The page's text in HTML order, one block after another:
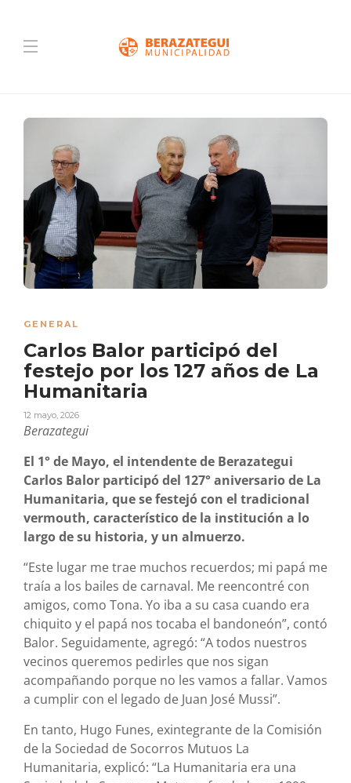
GENERAL
Carlos Balor participó del
festejo por los 127 años de La
Humanitaria
12 mayo, 2026
Berazategui
El 1° de Mayo, el intendente de Berazategui
Carlos Balor participó del 127° aniversario de La
Humanitaria, que se festejó con el tradicional
vermouth, característico de la institución a lo
largo de su historia, y un almuerzo.
“Este lugar me trae muchos recuerdos; mi papá me
traía a los bailes de carnaval. Me reencontré con
amigos, como Tona. Yo iba a su casa cuando era
chiquito y el papá nos tocaba el bandoneón”, contó
Balor. Seguidamente, agregó: “A todos nuestros
vecinos queremos pedirles que nos sigan
acompañando porque no les vamos a fallar. Vamos
a cumplir con el legado de Juan José Mussi”.
En tanto, Hugo Funes, exintegrante de la Comisión
de la Sociedad de Socorros Mutuos La
Humanitaria, explicó: “La Humanitaria era una